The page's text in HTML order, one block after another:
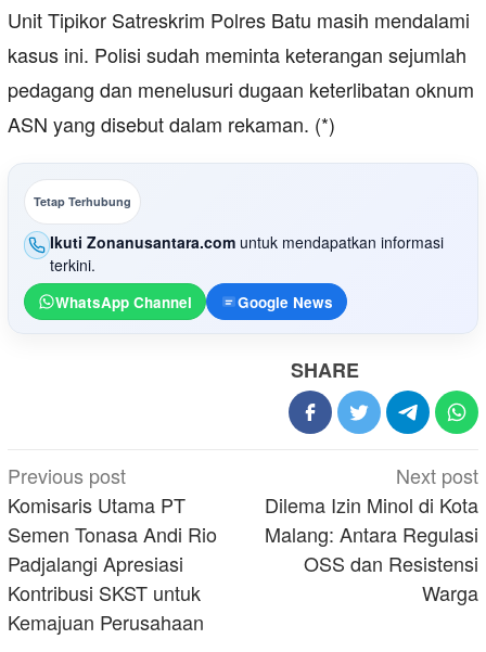
Unit Tipikor Satreskrim Polres Batu masih mendalami
kasus ini. Polisi sudah meminta keterangan sejumlah
pedagang dan menelusuri dugaan keterlibatan oknum
ASN yang disebut dalam rekaman. (*)
Tetap Terhubung
Ikuti Zonanusantara.com untuk mendapatkan informasi
terkini.
WhatsApp Channel Google News
SHARE
Post
navigation
Previous post
Komisaris Utama PT
Semen Tonasa Andi Rio
Padjalangi Apresiasi
Kontribusi SKST untuk
Kemajuan Perusahaan
Next post
Dilema Izin Minol di Kota
Malang: Antara Regulasi
OSS dan Resistensi
Warga